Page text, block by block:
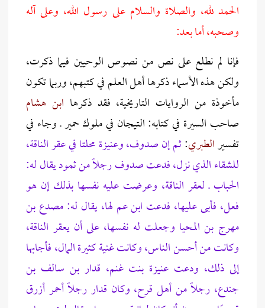
الحمد لله، والصلاة والسلام على رسول الله، وعلى آله
وصحبه، أما بعد:
فإنا لم نطلع على نص من نصوص الوحيين فيما ذكرت،
ولكن هذه الأسماء ذكرها أهل العلم في كتبهم، وربما تكون
مأخوذة من الروايات التاريخية، فقد ذكرها ابن هشام
صاحب السيرة في كتابه: التيجان في ملوك حمير ـ وجاء في
تفسيرالطبري:ثم إن صدوف، وعنيزة محلتا في عقر الناقة،
للشقاء الذي نزل، فدعت صدوف رجلًا من ثمود يقال له:
الحباب ـ لعقر الناقة، وعرضت عليه نفسها بذلك إن هو
فعل، فأبى عليها، فدعت ابن عم لها، يقال له: مصدع بن
مهرج بن المحيا وجعلت له نفسها، على أن يعقر الناقة،
وكانت من أحسن الناس، وكانت غنية كثيرة المال، فأجابها
إلى ذلك، ودعت عنيزة بنت غنم، قدار بن سالف بن
جندع، رجلًا من أهل قرح، وكان قدار رجلًا أحمر أزرق